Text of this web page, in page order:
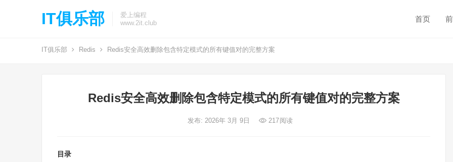
IT俱乐部
爱上编程
www.2it.club
首页
IT俱乐部 Redis Redis安全高效删除包含特定模式的所有键值对的完整方案
Redis安全高效删除包含特定模式的所有键值对的完整方案
发布: 2026年 3月 9日 217阅读
目录